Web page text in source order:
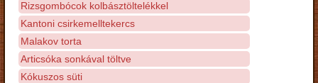
Rizsgombócok kolbásztöltelékkel
Kantoni csirkemelltekercs
Malakov torta
Articsóka sonkával töltve
Kókuszos süti